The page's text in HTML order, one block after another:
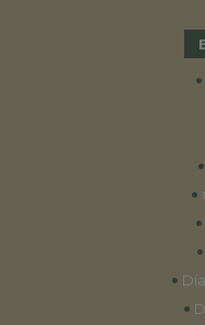
•
•
•
•
•
•
•